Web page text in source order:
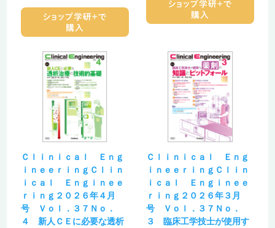
Ｃｌｉｎｉｃａｌ Ｅｎｇ
ｉｎｅｅｒｉｎｇＣｌｉｎ
ｉｃａｌ Ｅｎｇｉｎｅｅ
ｒｉｎｇ２０２６年４月
号 Ｖｏｌ．３７Ｎｏ．
４ 新人ＣＥに必要な透析
Ｃｌｉｎｉｃａｌ Ｅｎｇ
ｉｎｅｅｒｉｎｇＣｌｉｎ
ｉｃａｌ Ｅｎｇｉｎｅｅ
ｒｉｎｇ２０２６年３月
号 Ｖｏｌ．３７Ｎｏ．
３ 臨床工学技士が使用す